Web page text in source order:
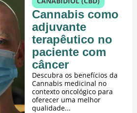
Cannabis como
adjuvante
terapêutico no
paciente com
câncer
Descubra os benefícios da
Cannabis medicinal no
contexto oncológico para
oferecer uma melhor
qualidade...